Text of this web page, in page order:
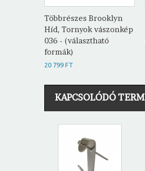
Többrészes Brooklyn
Híd, Tornyok vászonkép
036 - (választható
formák)
20 799 FT
KAPCSOLÓDÓ